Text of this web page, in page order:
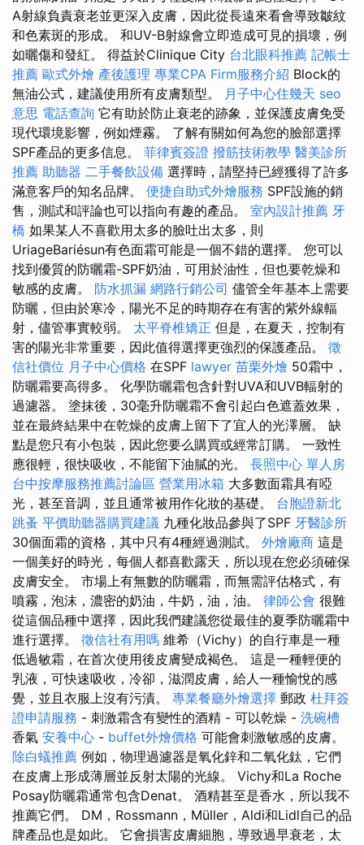
A射線負責衰老並更深入皮膚，因此從長遠來看會導致皺紋
和色素斑的形成。 和UV-B射線會立即造成可見的損壞，例
如曬傷和發紅。 得益於Clinique City 台北眼科推薦 記帳士
推薦 歐式外燴 產後護理 專業CPA Firm服務介紹 Block的
無油公式，建議使用所有皮膚類型。 月子中心住幾天 seo
意思 電話查詢 它有助於防止衰老的跡象，並保護皮膚免受
現代環境影響，例如煙霧。 了解有關如何為您的臉部選擇
SPF產品的更多信息。 菲律賓簽證 撥筋技術教學 醫美診所
推薦 助聽器 二手餐飲設備 選擇時，請堅持已經獲得了許多
滿意客戶的知名品牌。 便捷自助式外燴服務 SPF設施的銷
售，測試和評論也可以指向有趣的產品。 室內設計推薦 牙
橋 如果某人不喜歡用太多的臉吐出太多，則
UriageBariésun有色面霜可能是一個不錯的選擇。 您可以
找到優質的防曬霜-SPF奶油，可用於油性，但也要乾燥和
敏感的皮膚。 防水抓漏 網路行銷公司 儘管全年基本上需要
防曬，但由於寒冷，陽光不足的時期存在有害的紫外線輻
射，儘管事實較弱。 太平脊椎矯正 但是，在夏天，控制有
害的陽光非常重要，因此值得選擇更強烈的保護產品。 徵
信社價位 月子中心價格 在SPF lawyer 苗栗外燴 50霜中，
防曬霜要高得多。 化學防曬霜包含針對UVA和UVB輻射的
過濾器。 塗抹後，30毫升防曬霜不會引起白色遮蓋效果，
並在最終結果中在乾燥的皮膚上留下了宜人的光澤層。 缺
點是您只有小包裝，因此您要么購買或經常訂購。 一致性
應很輕，很快吸收，不能留下油膩的光。 長照中心 單人房
台中按摩服務推薦討論區 營業用冰箱 大多數面霜具有啞
光，甚至音調，並且通常被用作化妝的基礎。 台胞證新北
跳蚤 平價助聽器購買建議 九種化妝品參與了SPF 牙醫診所
30個面霜的資格，其中只有4種經過測試。 外燴廠商 這是
一個美好的時光，每個人都喜歡露天，所以現在您必須確保
皮膚安全。 市場上有無數的防曬霜，而無需評估格式，有
噴霧，泡沫，濃密的奶油，牛奶，油，油。 律師公會 很難
從這個品種中選擇，因此我們建議您從最佳的夏季防曬霜中
進行選擇。 徵信社有用嗎 維希（Vichy）的自行車是一種
低過敏霜，在首次使用後皮膚變成褐色。 這是一種輕便的
乳液，可快速吸收，冷卻，滋潤皮膚，給人一種愉悅的感
覺，並且衣服上沒有污漬。 專業餐廳外燴選擇 郵政 杜拜簽
證申請服務 - 刺激霜含有變性的酒精 - 可以乾燥 - 洗碗槽
香氣 安養中心 - buffet外燴價格 可能會刺激敏感的皮膚。
除白蟻推薦 例如，物理過濾器是氧化鋅和二氧化鈦，它們
在皮膚上形成薄層並反射太陽的光線。 Vichy和La Roche
Posay防曬霜通常包含Denat。 酒精甚至是香水，所以我不
推薦它們。 DM，Rossmann，Müller，Aldi和Lidl自己的品
牌產品也是如此。 它會損害皮膚細胞，導致過早衰老，太